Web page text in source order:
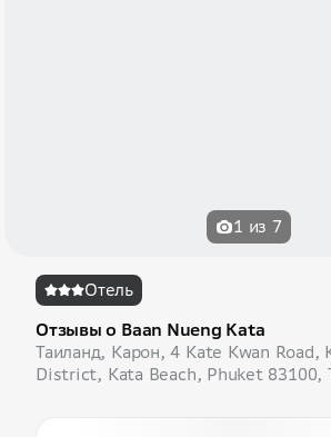
1 из 7
Отель
Отзывы о Baan Nueng Kata
Таиланд, Карон, 4 Kate Kwan Road,
District, Kata Beach, Phuket 83100,